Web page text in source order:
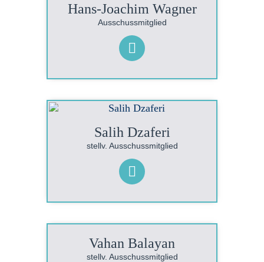
Hans-Joachim Wagner
Ausschussmitglied
Salih Dzaferi
stellv. Ausschussmitglied
Vahan Balayan
stellv. Ausschussmitglied